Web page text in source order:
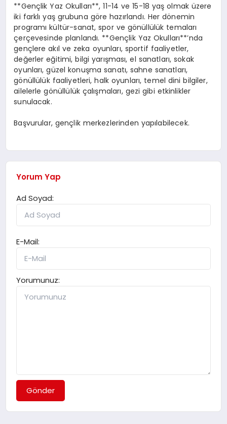
**Gençlik Yaz Okulları**, 11-14 ve 15-18 yaş olmak üzere
iki farklı yaş grubuna göre hazırlandı. Her dönemin
programı kültür-sanat, spor ve gönüllülük temaları
çerçevesinde planlandı. **Gençlik Yaz Okulları**’nda
gençlere akıl ve zeka oyunları, sportif faaliyetler,
değerler eğitimi, bilgi yarışması, el sanatları, sokak
oyunları, güzel konuşma sanatı, sahne sanatları,
gönüllülük faaliyetleri, halk oyunları, temel dini bilgiler,
ailelerle gönüllülük çalışmaları, gezi gibi etkinlikler
sunulacak.
Başvurular, gençlik merkezlerinden yapılabilecek.
Yorum Yap
Ad Soyad:
E-Mail:
Yorumunuz:
Gönder